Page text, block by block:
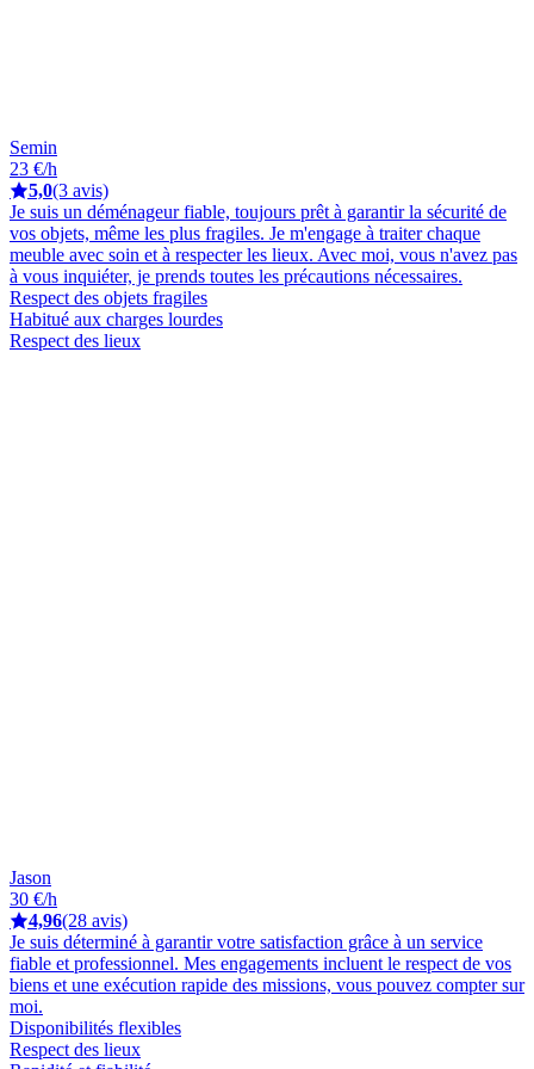
Semin
23 €/h
5,0(3 avis)
Je suis un déménageur fiable, toujours prêt à garantir la sécurité de
vos objets, même les plus fragiles. Je m'engage à traiter chaque
meuble avec soin et à respecter les lieux. Avec moi, vous n'avez pas
à vous inquiéter, je prends toutes les précautions nécessaires.
Respect des objets fragiles
Habitué aux charges lourdes
Respect des lieux
Jason
30 €/h
4,96(28 avis)
Je suis déterminé à garantir votre satisfaction grâce à un service
fiable et professionnel. Mes engagements incluent le respect de vos
biens et une exécution rapide des missions, vous pouvez compter sur
moi.
Disponibilités flexibles
Respect des lieux